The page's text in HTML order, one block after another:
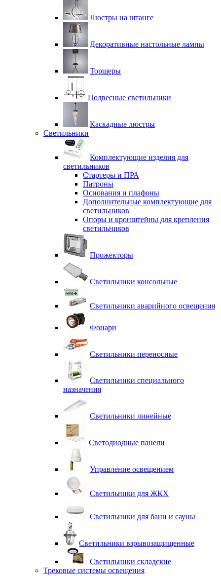
Люстры на штанге
Декоративные настольные лампы
Торшеры
Подвесные светильники
Каскадные люстры
Светильники
Комплектующие изделия для
светильников
Стартеры и ПРА
Патроны
Основания и плафоны
Дополнительные комплектующие для
светильников
Опоры и кронштейны для крепления
светильников
Прожекторы
Светильники консольные
Светильники аварийного освещения
Фонари
Светильники переносные
Светильники специального
назначения
Светильники линейные
Светодиодные панели
Управление освещением
Светильники для ЖКХ
Светильники для бани и сауны
Светильники взрывозащищенные
Светильники складские
Трековые системы освещения